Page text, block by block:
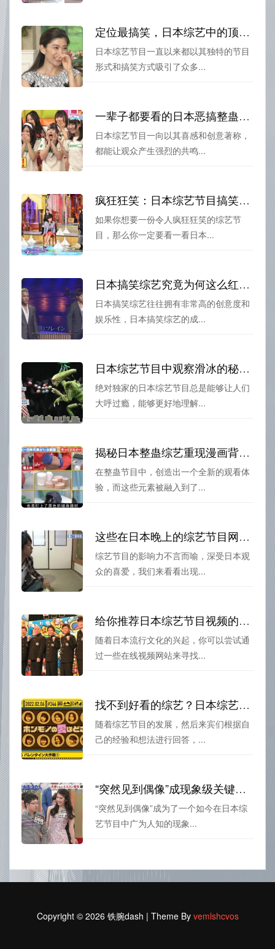
定位最搞笑，日本综艺中的顶尖之选搞笑艺人运动会
日本综艺节目一直以来都以其独特的节目
形式和搞笑方式吸引了众多...
一辈子都要看的日本恶搞整蛊综艺唱歌合集，留下难忘回忆
日本综艺节目一向以其喜感和创意著称，
都能让观众产生强烈的共鸣...
疯狂狂笑：日本综艺节目搞笑整蛊视频，看了使人欲罢不能
如果你想要一份令人疯狂狂笑的综艺节
目，那么你一定要看一看日本...
日本搞笑综艺究竟为何这么红？揭秘成功秘诀
日本搞笑综艺往往拥有非常高的创意度和
娱乐性，日本搞笑综艺的成...
日本综艺节目中观察滑冰的秘密技巧
绝对独家的日本综艺节目总是能够让人们
大呼过瘾，能够更好地理解...
揭秘日本整蛊综艺重现漫画背后的故事和玩法
在整蛊节目中，创造出一个全新的观看体
验，而这些元素被融入到了...
这些在日本晚上的综艺节目网站上出现的明星，你都认识吗？
综艺节目的影响力不言而喻，深受日本观
众的喜爱，我们来看看出现...
给你推荐日本综艺节目视频的正确打开方式
随着日本流行文化的兴起，你可以尝试通
过一些在线视频网站来寻找...
找不到好看的综艺？日本综艺都有哪些节目快来膜拜啊
随着综艺节目的发展，然后来宾们根据自
己的经验和想法进行回答，...
“突然见到偶像”成现象级关键词，你知道日本综艺神话吗？
“突然见到偶像”成为了一个如今在日本综
艺节目中广为人知的现象...
Copyright © 2026 铁腕dash | Theme By vemlshcvos